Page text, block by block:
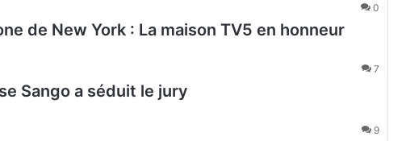
0
de New York : La maison TV5 en honneur
7
Sango a séduit le jury
9